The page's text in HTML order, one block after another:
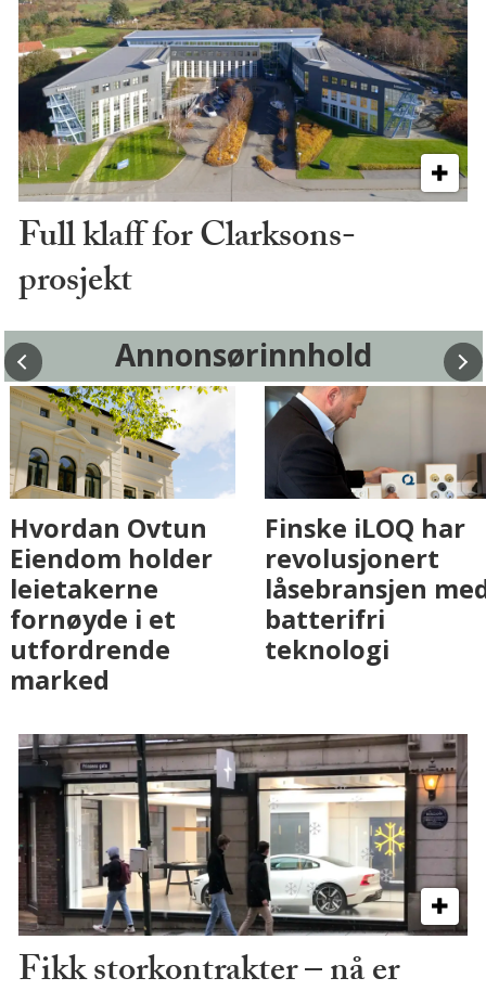
Full klaff for Clarksons-
prosjekt
Annonsørinnhold
Fenistra endrer
eiendomsbransjen
med AI. Slik ser vi
på fremtiden
Hvordan Ovtun
Eiendom holder
leietakerne
fornøyde i et
utfordrende
Fikk storkontrakter – nå er